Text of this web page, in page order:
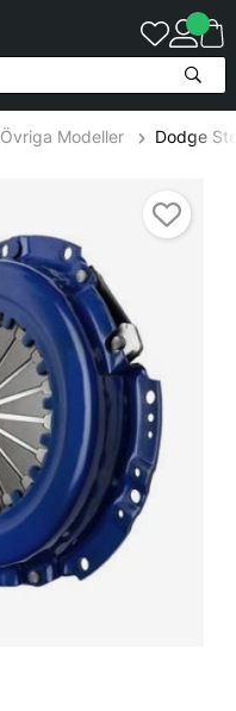
Övriga Modeller Dodge